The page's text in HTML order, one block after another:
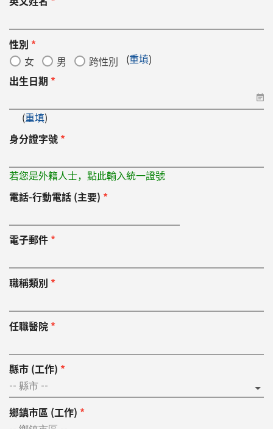
性別 *
女
男 跨性別 (重填)
出生日期 *
(重填)
身分證字號 *
若您是外籍人士，點此輸入統一證號
電話-行動電話 (主要) *
電子郵件 *
職稱類別 *
任職醫院 *
縣市 (工作) *
鄉鎮市區 (工作) *